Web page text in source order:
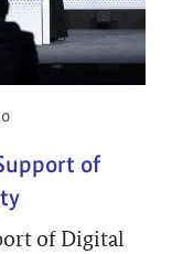
of
of Digital